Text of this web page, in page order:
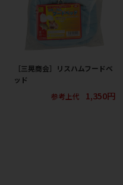
［三晃商会］リスハムフードベ
ッド
参考上代
1,350円